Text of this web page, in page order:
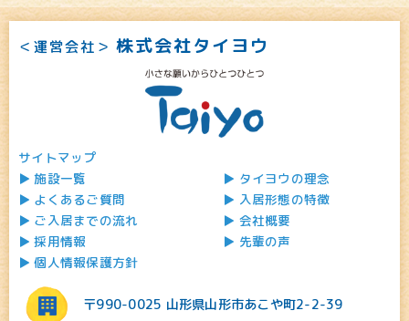
＜運営会社＞株式会社タイヨウ
サイトマップ
施設一覧
タイヨウの理念
よくあるご質問
入居形態の特徴
ご入居までの流れ
会社概要
採用情報
先輩の声
個人情報保護方針
〒990-0025 山形県山形市あこや町2-2-39